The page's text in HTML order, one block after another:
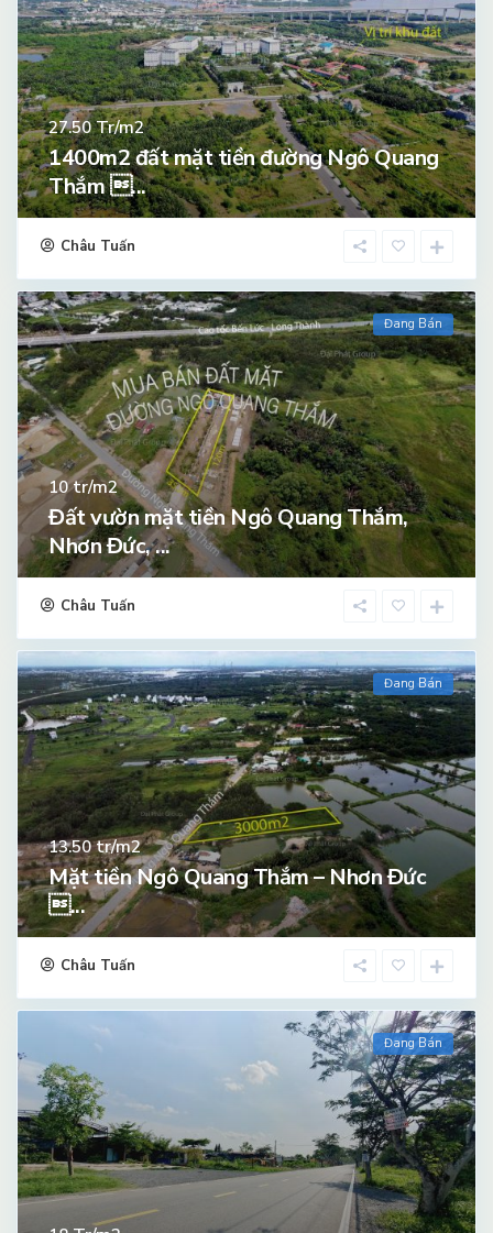
27.50Tr/m2
1400m2 đất mặt tiền đường Ngô Quang
Thắm ...
Châu Tuấn
Đang Bán
10tr/m2
Đất vườn mặt tiền Ngô Quang Thắm,
Nhơn Đức, ...
Châu Tuấn
Đang Bán
13.50tr/m2
Mặt tiền Ngô Quang Thắm – Nhơn Đức
...
Châu Tuấn
Đang Bán